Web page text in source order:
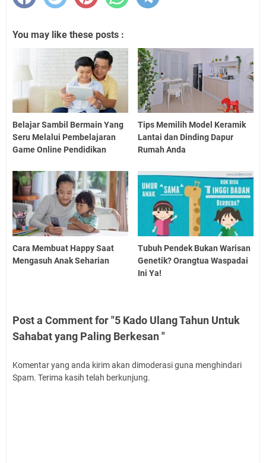
You may like these posts :
Belajar Sambil Bermain Yang
Seru Melalui Pembelajaran
Game Online Pendidikan
Tips Memilih Model Keramik
Lantai dan Dinding Dapur
Rumah Anda
Cara Membuat Happy Saat
Mengasuh Anak Seharian
Tubuh Pendek Bukan Warisan
Genetik? Orangtua Waspadai
Ini Ya!
Post a Comment for "5 Kado Ulang Tahun Untuk
Sahabat yang Paling Berkesan "
Komentar yang anda kirim akan dimoderasi guna menghindari
Spam. Terima kasih telah berkunjung.